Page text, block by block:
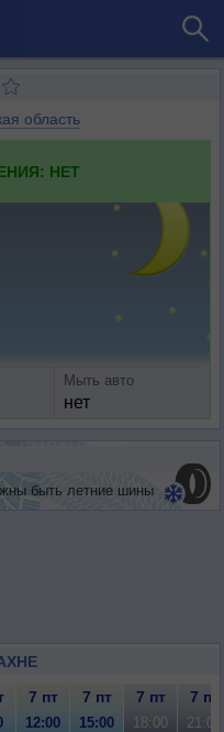
область
НЕТ
Мыть авто
нет
быть летние шины
7 пт 7 пт 7 пт 7 пт
12:00 15:00 18:00 21:00